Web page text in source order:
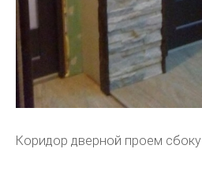
Коридор дверной проем сбоку